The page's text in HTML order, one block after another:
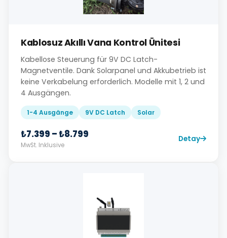
Kablosuz Akıllı Vana Kontrol Ünitesi
Kabellose Steuerung für 9V DC Latch-
Magnetventile. Dank Solarpanel und Akkubetrieb ist
keine Verkabelung erforderlich. Modelle mit 1, 2 und
4 Ausgängen.
1-4 Ausgänge 9V DC Latch Solar
₺7.399 – ₺8.799
MwSt. Inklusive
Detay